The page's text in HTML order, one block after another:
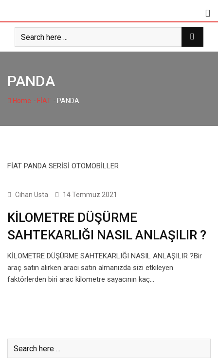
content
PANDA
Home - FİAT - PANDA
FİAT PANDA SERİSİ OTOMOBİLLER
1 SERİSİ
Cihan Usta 14 Temmuz 2021
KİLOMETRE DÜŞÜRME
SAHTEKARLIĞI NASIL ANLAŞILIR ?
KİLOMETRE DÜŞÜRME SAHTEKARLIĞI NASIL ANLAŞILIR ?Bir
araç satın alırken aracı satın almanızda sizi etkileyen
faktörlerden biri arac kilometre sayacının kaç…